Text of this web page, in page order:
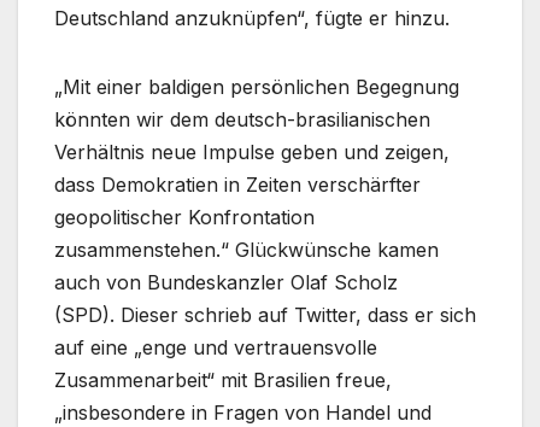
Deutschland anzuknüpfen“, fügte er hinzu.
„Mit einer baldigen persönlichen Begegnung
könnten wir dem deutsch-brasilianischen
Verhältnis neue Impulse geben und zeigen,
dass Demokratien in Zeiten verschärfter
geopolitischer Konfrontation
zusammenstehen.“ Glückwünsche kamen
auch von Bundeskanzler Olaf Scholz
(SPD). Dieser schrieb auf Twitter, dass er sich
auf eine „enge und vertrauensvolle
Zusammenarbeit“ mit Brasilien freue,
„insbesondere in Fragen von Handel und